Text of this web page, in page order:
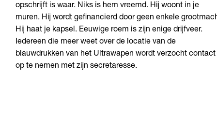
opschrijft is waar. Niks is hem vreemd. Hij woont in je
muren. Hij wordt gefinancierd door geen enkele
Hij haat je kapsel. Eeuwige roem is zijn enige drijfveer.
Iedereen die meer weet over de locatie van de
blauwdrukken van het Ultrawapen wordt verzocht contact
op te nemen met zijn secretaresse.